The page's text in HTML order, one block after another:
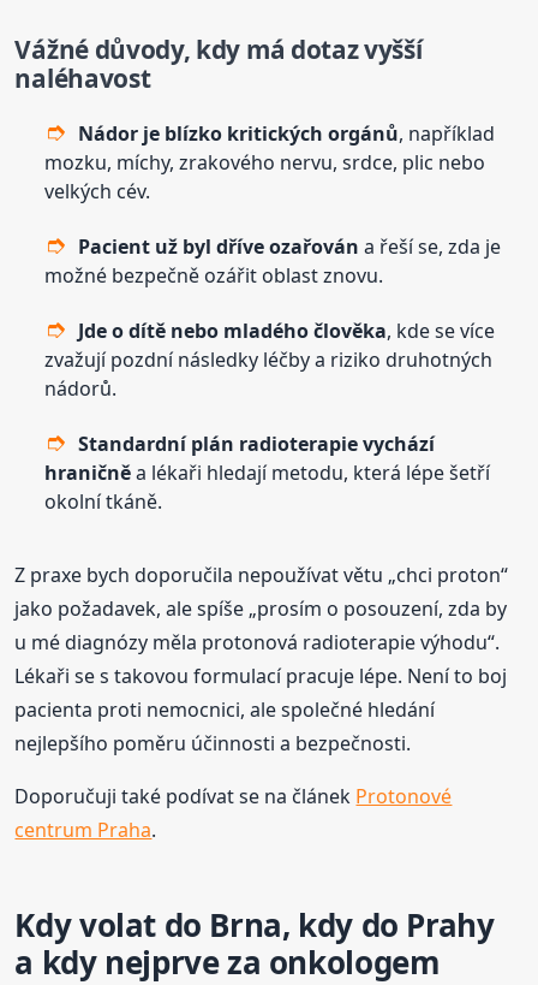
Vážné důvody, kdy má dotaz vyšší
naléhavost
Nádor je blízko kritických orgánů, například
mozku, míchy, zrakového nervu, srdce, plic nebo
velkých cév.
Pacient už byl dříve ozařován a řeší se, zda je
možné bezpečně ozářit oblast znovu.
Jde o dítě nebo mladého člověka, kde se více
zvažují pozdní následky léčby a riziko druhotných
nádorů.
Standardní plán radioterapie vychází
hraničněa lékaři hledají metodu, která lépe šetří
okolní tkáně.
Z praxe bych doporučila nepoužívat větu „chci proton“
jako požadavek, ale spíše „prosím o posouzení, zda by
u mé diagnózy měla protonová radioterapie výhodu“.
Lékaři se s takovou formulací pracuje lépe. Není to boj
pacienta proti nemocnici, ale společné hledání
nejlepšího poměru účinnosti a bezpečnosti.
Doporučuji také podívat se na článek Protonové
centrum Praha.
Kdy volat do Brna, kdy do Prahy
a kdy nejprve za onkologem